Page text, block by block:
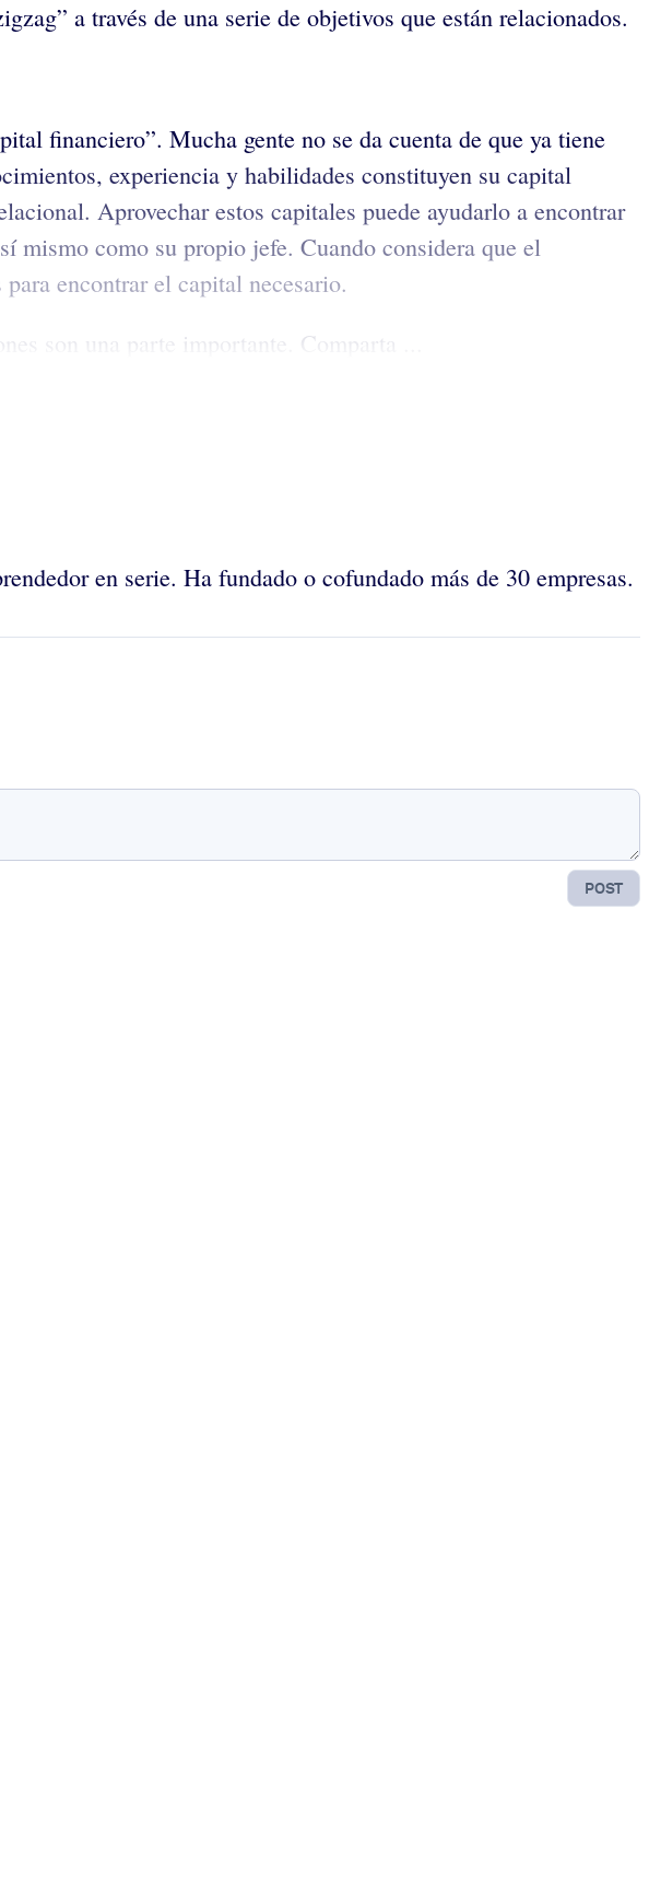
a través de una serie de objetivos que están relacionados.
financiero”. Mucha gente no se da cuenta de que ya tiene
experiencia y habilidades constituyen su capital
Aprovechar estos capitales puede ayudarlo a encontrar
mismo como su propio jefe. Cuando considera que el
encontrar el capital necesario.
son una parte importante. Comparta ...
en serie. Ha fundado o cofundado más de 30 empresas.
POST